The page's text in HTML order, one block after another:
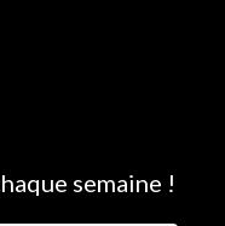
semaine !